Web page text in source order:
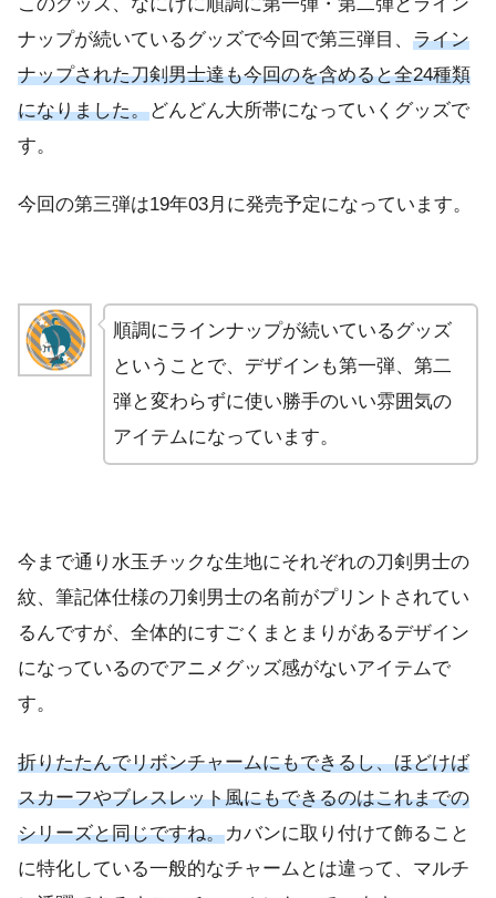
このグッズ、なにげに順調に第一弾・第二弾とライン
ナップが続いているグッズで今回で第三弾目、 ライン
ナップされた刀剣男士達も今回のを含めると全24種類
になりました。どんどん大所帯になっていくグッズで
す。
今回の第三弾は19年03月に発売予定になっています。
順調にラインナップが続いているグッズ
ということで、デザインも第一弾、第二
弾と変わらずに使い勝手のいい雰囲気の
アイテムになっています。
今まで通り水玉チックな生地にそれぞれの刀剣男士の
紋、筆記体仕様の刀剣男士の名前がプリントされてい
るんですが、全体的にすごくまとまりがあるデザイン
になっているのでアニメグッズ感がないアイテムで
す。
折りたたんでリボンチャームにもできるし、ほどけば
スカーフやブレスレット風にもできるのはこれまでの
シリーズと同じですね。カバンに取り付けて飾ること
に特化している一般的なチャームとは違って、マルチ